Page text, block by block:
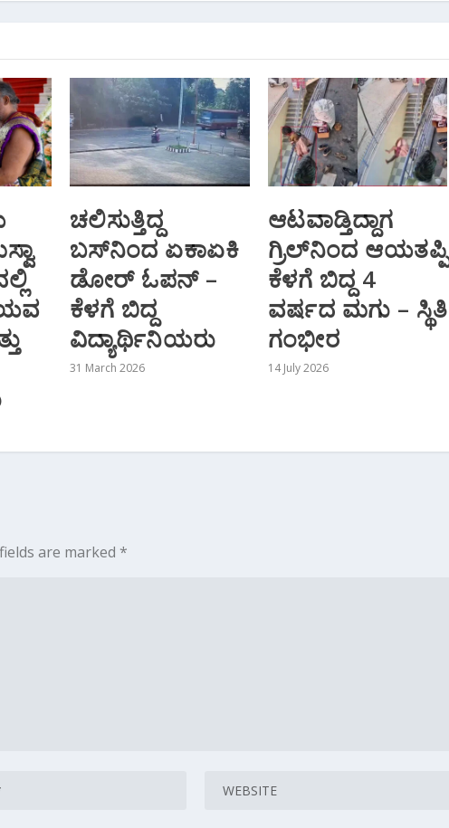
ಚಲಿಸುತ್ತಿದ್ದ
ಬಸ್‌ನಿಂದ ಏಕಾಏಕಿ
ಡೋರ್ ಓಪನ್ –
ಕೆಳಗೆ ಬಿದ್ದ
ವಿದ್ಯಾರ್ಥಿನಿಯರು
31 March 2026
ಆಟವಾಡ್ತಿದ್ದಾಗ
ಗ್ರಿಲ್‌ನಿಂದ ಆಯತಪ್ಪಿ
ಕೆಳಗೆ ಬಿದ್ದ 4
ವರ್ಷದ ಮಗು – ಸ್ಥಿತಿ
ಗಂಭೀರ
14 July 2026
are marked *